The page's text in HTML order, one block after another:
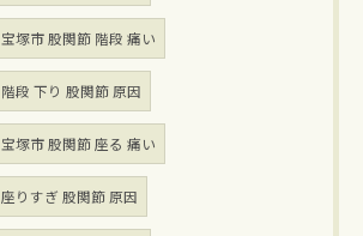
宝塚市 股関節 階段 痛い
階段 下り 股関節 原因
宝塚市 股関節 座る 痛い
座りすぎ 股関節 原因